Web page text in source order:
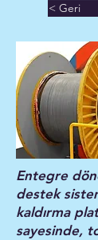
< Geri
Entegre
destek
kaldırma
sayesinde,